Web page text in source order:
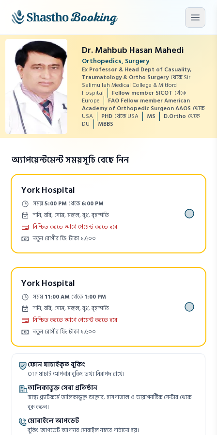
মেনু
Dr. Mahbub Hasan Mahedi
Orthopedics, Surgery
Ex Professor & Head Dept of Casuality,
Traumatology & Ortho Surgery থেকে Sir
Salimullah Medical College & Mitford
Hospital
Fellow member SICOT থেকে
Europe
FAO Fellow member American
Academy of Orthopedic Surgeon AAOS থেকে
USA
PHD থেকে USA MS D.Ortho থেকে
DU
MBBS
অ্যাপয়েন্টমেন্ট সময়সূচি বেছে নিন
York Hospital
Time:সময়5:00 PM থেকে6:00 PM
Days:শনি, রবি, সোম, মঙ্গল, বুধ, বৃহস্পতি
Paymentনিশ্চিত করতে আগে পেমেন্ট করতে হবে
Cost:নতুন রোগীর ফি: টাকা ১,৫০০
York Hospital
Time:সময়11:00 AM থেকে1:00 PM
Days:শনি, রবি, সোম, মঙ্গল, বুধ, বৃহস্পতি
Paymentনিশ্চিত করতে আগে পেমেন্ট করতে হবে
Cost:নতুন রোগীর ফি: টাকা ১,৫০০
ফোন যাচাইকৃত বুকিং
OTP যাচাই আপনার বুকিং তথ্য নিরাপদ রাখে।
তালিকাভুক্ত সেবা প্রতিষ্ঠান
স্বাস্থ্য প্ল্যাটফর্মে তালিকাভুক্ত ডাক্তার, হাসপাতাল ও ডায়াগনস্টিক সেন্টার থেকে
বুক করুন।
মোবাইলে আপডেট
বুকিং আপডেট আপনার মোবাইল নম্বরে পাঠানো হয়।